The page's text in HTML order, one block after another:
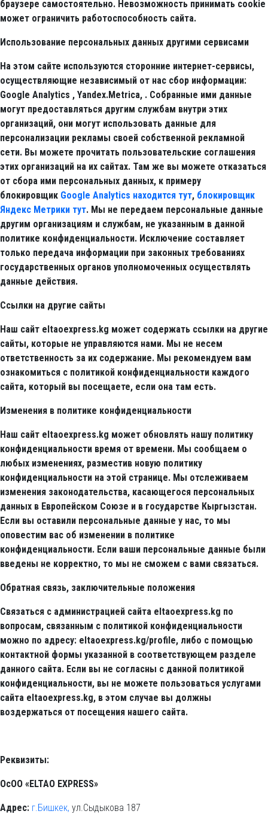
браузере самостоятельно. Невозможность принимать cookie
может ограничить работоспособность сайта.
Использование персональных данных другими сервисами
На этом сайте используются сторонние интернет-сервисы,
осуществляющие независимый от нас сбор информации:
Google Analytics , Yandex.Metrica, . Собранные ими данные
могут предоставляться другим службам внутри этих
организаций, они могут использовать данные для
персонализации рекламы своей собственной рекламной
сети. Вы можете прочитать пользовательские соглашения
этих организаций на их сайтах. Там же вы можете отказаться
от сбора ими персональных данных, к примеру
блокировщик Google Analytics находится тут, блокировщик
Яндекс Метрики тут. Мы не передаем персональные данные
другим организациям и службам, не указанным в данной
политике конфиденциальности. Исключение составляет
только передача информации при законных требованиях
государственных органов уполномоченных осуществлять
данные действия.
Ссылки на другие сайты
Наш сайт eltaoexpress.kg может содержать ссылки на другие
сайты, которые не управляются нами. Мы не несем
ответственность за их содержание. Мы рекомендуем вам
ознакомиться с политикой конфиденциальности каждого
сайта, который вы посещаете, если она там есть.
Изменения в политике конфиденциальности
Наш сайт eltaoexpress.kg может обновлять нашу политику
конфиденциальности время от времени. Мы сообщаем о
любых изменениях, разместив новую политику
конфиденциальности на этой странице. Мы отслеживаем
изменения законодательства, касающегося персональных
данных в Европейском Союзе и в государстве Кыргызстан.
Если вы оставили персональные данные у нас, то мы
оповестим вас об изменении в политике
конфиденциальности. Если ваши персональные данные были
введены не корректно, то мы не сможем с вами связаться.
Обратная связь, заключительные положения
Связаться с администрацией сайта eltaoexpress.kg по
вопросам, связанным с политикой конфиденциальности
можно по адресу: eltaoexpress.kg/profile, либо с помощью
контактной формы указанной в соответствующем разделе
данного сайта. Если вы не согласны с данной политикой
конфиденциальности, вы не можете пользоваться услугами
сайта eltaoexpress.kg, в этом случае вы должны
воздержаться от посещения нашего сайта.
Реквизиты:
ОсОО «ELTAO EXPRESS»
Адрес: г.Бишкек, ул.Сыдыкова 187